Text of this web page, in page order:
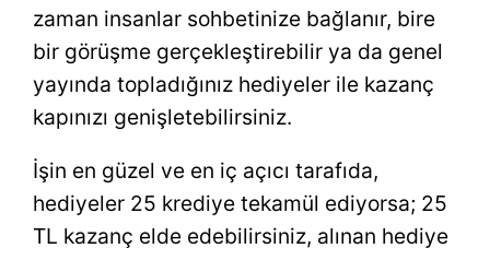
zaman insanlar sohbetinize bağlanır, bire
bir görüşme gerçekleştirebilir ya da genel
yayında topladığınız hediyeler ile kazanç
kapınızı genişletebilirsiniz.
İşin en güzel ve en iç açıcı tarafıda,
hediyeler 25 krediye tekamül ediyorsa; 25
TL kazanç elde edebilirsiniz, alınan hediye